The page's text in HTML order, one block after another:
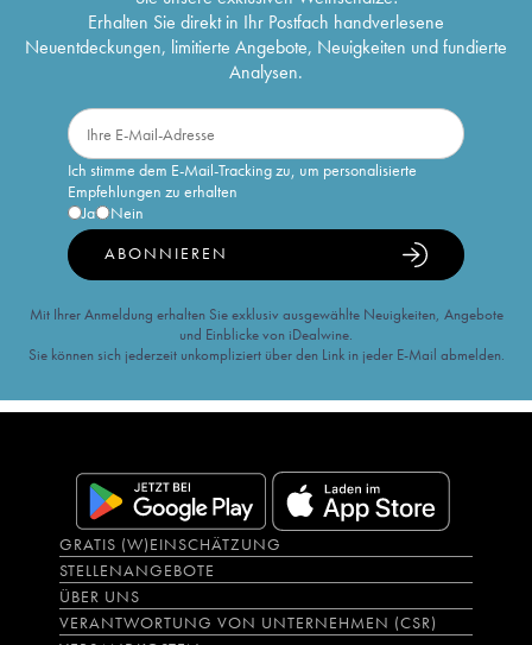
Erhalten Sie direkt in Ihr Postfach handverlesene
Neuentdeckungen, limitierte Angebote, Neuigkeiten und fundierte
Analysen.
Ich stimme dem E-Mail-Tracking zu, um personalisierte
Empfehlungen zu erhalten
Ja
Nein
ABONNIEREN
Mit Ihrer Anmeldung erhalten Sie exklusiv ausgewählte Neuigkeiten, Angebote
und Einblicke von iDealwine.
Sie können sich jederzeit unkompliziert über den Link in jeder E-Mail abmelden.
GRATIS (W)EINSCHÄTZUNG
STELLENANGEBOTE
ÜBER UNS
VERANTWORTUNG VON UNTERNEHMEN (CSR)